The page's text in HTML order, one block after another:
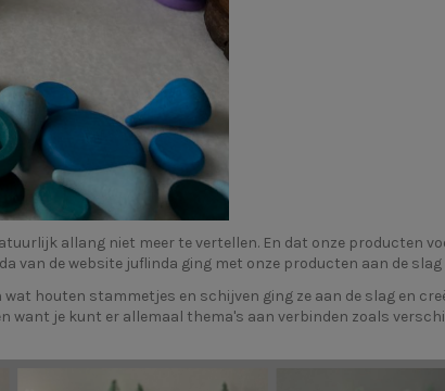
allang niet meer te vertellen. En dat onze producten
van de website juflinda ging met onze producten aan de slag
wat houten stammetjes en schijven ging ze aan de slag en
want je kunt er allemaal thema's aan verbinden zoals